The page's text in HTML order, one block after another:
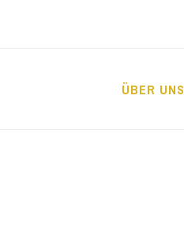
ÜBER UNS